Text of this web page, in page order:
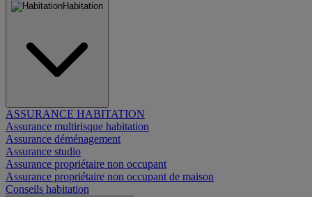
Habitation
ASSURANCE HABITATION
Assurance multirisque habitation
Assurance déménagement
Assurance studio
Assurance propriétaire non occupant
Assurance propriétaire non occupant de maison
Conseils habitation